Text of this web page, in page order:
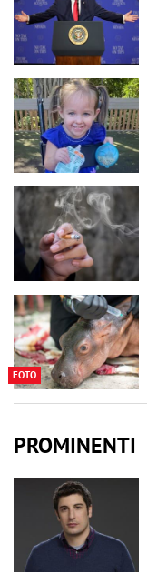
FOTO
PROMINENTI